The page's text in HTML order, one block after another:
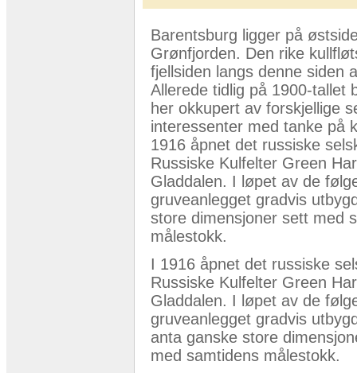
Barentsburg ligger på
Grønfjorden. Den rike
fjellsiden langs denne siden
Allerede tidlig på 1900-tallet
her okkupert av forskjellige
interessenter med tanke på
1916 åpnet det russiske
Russiske Kulfelter Green
Gladdalen. I løpet av de
gruveanlegget gradvis
store dimensjoner sett med
målestokk.
I 1916 åpnet det russiske
Russiske Kulfelter Green
Gladdalen. I løpet av de
gruveanlegget gradvis
anta ganske store
med samtidens målestokk.